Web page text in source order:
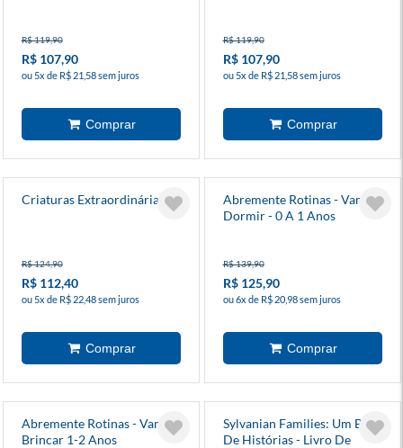
R$ 119,90
R$ 107,90
ou 5x de R$ 21,58 sem juros
R$ 119,90
R$ 107,90
ou 5x de R$ 21,58 sem juros
Criaturas Extraordinárias
R$ 124,90
R$ 112,40
ou 5x de R$ 22,48 sem juros
Abremente Rotinas - Vamos
Dormir - 0 A 1 Anos
R$ 139,90
R$ 125,90
ou 6x de R$ 20,98 sem juros
Abremente Rotinas - Vamos
Brincar 1-2 Anos
Sylvanian Families: Um Baú
De Histórias - Livro De